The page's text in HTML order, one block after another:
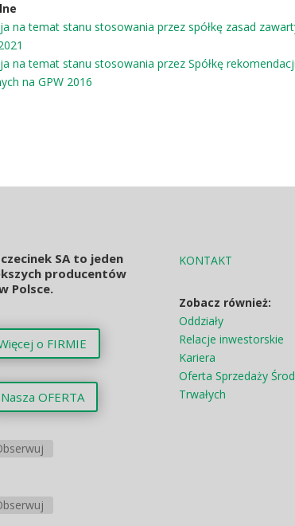
na temat stanu stosowania przez spółkę zasad
na temat stanu stosowania przez Spółkę
na GPW 2016
SA to jeden
producentów
Polsce.
o FIRMIE
Nasza OFERTA
KONTAKT
Zobacz również:
Oddziały
Relacje inwestorskie
Kariera
Oferta Sprzedaży
Trwałych